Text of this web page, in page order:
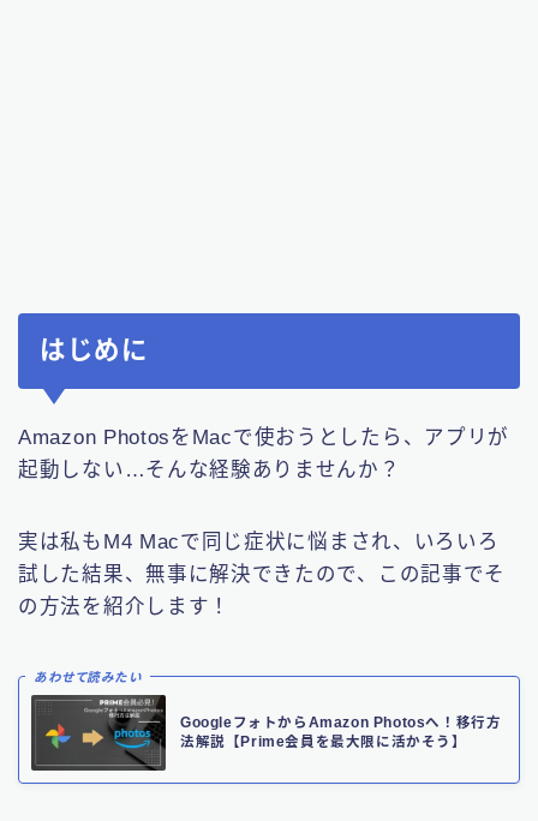
はじめに
Amazon PhotosをMacで使おうとしたら、アプリが
起動しない…そんな経験ありませんか？
実は私もM4 Macで同じ症状に悩まされ、いろいろ
試した結果、無事に解決できたので、この記事でそ
の方法を紹介します！
あわせて読みたい
GoogleフォトからAmazon Photosへ！移行方
法解説【Prime会員を最大限に活かそう】